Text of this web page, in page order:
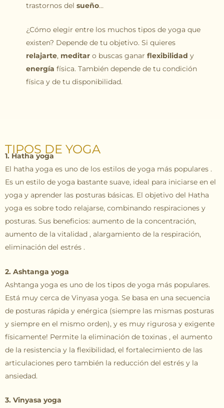
trastornos del sueño…
¿Cómo elegir entre los muchos tipos de yoga que
existen? Depende de tu objetivo. Si quieres
relajarte, meditar o buscas ganar flexibilidad y
energía física. También depende de tu condición
física y de tu disponibilidad.
TIPOS DE YOGA
1. Hatha yoga
El hatha yoga es uno de los estilos de yoga más populares .
Es un estilo de yoga bastante suave, ideal para iniciarse en el
yoga y aprender las posturas básicas. El objetivo del Hatha
yoga es sobre todo relajarse, combinando respiraciones y
posturas. Sus beneficios: aumento de la concentración,
aumento de la vitalidad , alargamiento de la respiración,
eliminación del estrés .
2. Ashtanga yoga
Ashtanga yoga es uno de los tipos de yoga más populares.
Está muy cerca de Vinyasa yoga. Se basa en una secuencia
de posturas rápida y enérgica (siempre las mismas posturas
y siempre en el mismo orden), y es muy rigurosa y exigente
físicamente! Permite la eliminación de toxinas , el aumento
de la resistencia y la flexibilidad, el fortalecimiento de las
articulaciones pero también la reducción del estrés y la
ansiedad.
3. Vinyasa yoga